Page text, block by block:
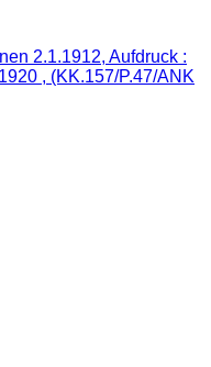
2.1.1912, Aufdruck :
, (KK.157/P.47/ANK